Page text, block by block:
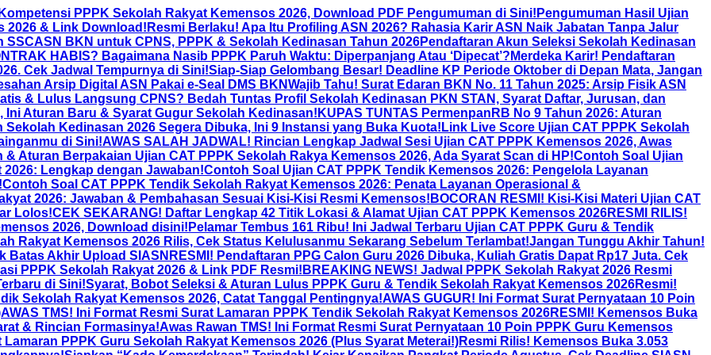
PPPK Sekolah Rakyat Kemensos 2026, Download PDF Pengumuman di Sini! Pengumuman Hasil Ujian
2026 & Link Download! Resmi Berlaku! Apa Itu Profiling ASN 2026? Rahasia Karir ASN Naik Jabatan Tanpa Jalur
BKN untuk CPNS, PPPK & Sekolah Kedinasan Tahun 2026Pendaftaran Akun Seleksi Sekolah Kedinasan
HABIS? Bagaimana Nasib PPPK Paruh Waktu: Diperpanjang Atau ‘Dipecat’? Merdeka Karir! Pendaftaran
Cek Jadwal Tempurnya di Sini!Siap-Siap Gelombang Besar! Deadline KP Periode Oktober di Depan Mata, Jangan
Arsip Digital ASN Pakai e-Seal DMS BKNWajib Tahu! Surat Edaran BKN No. 11 Tahun 2025: Arsip Fisik ASN
& Lulus Langsung CPNS? Bedah Tuntas Profil Sekolah Kedinasan PKN STAN, Syarat Daftar, Jurusan, dan
Ini Aturan Baru & Syarat Gugur Sekolah Kedinasan! KUPAS TUNTAS PermenpanRB No 9 Tahun 2026: Aturan
Sekolah Kedinasan 2026 Segera Dibuka, Ini 9 Instansi yang Buka Kuota! Link Live Score Ujian CAT PPPK Sekolah
di Sini!AWAS SALAH JADWAL! Rincian Lengkap Jadwal Sesi Ujian CAT PPPK Kemensos 2026, Awas
& Aturan Berpakaian Ujian CAT PPPK Sekolah Rakya Kemensos 2026, Ada Syarat Scan di HP!Contoh Soal Ujian
Lengkap dengan Jawaban!Contoh Soal Ujian CAT PPPK Tendik Kemensos 2026: Pengelola Layanan
Contoh Soal CAT PPPK Tendik Sekolah Rakyat Kemensos 2026: Penata Layanan Operasional &
2026: Jawaban & Pembahasan Sesuai Kisi-Kisi Resmi Kemensos! BOCORAN RESMI! Kisi-Kisi Materi Ujian CAT
Lolos!CEK SEKARANG! Daftar Lengkap 42 Titik Lokasi & Alamat Ujian CAT PPPK Kemensos 2026RESMI RILIS!
2026, Download disini! Pelamar Tembus 161 Ribu! Ini Jadwal Terbaru Ujian CAT PPPK Guru & Tendik
Rakyat Kemensos 2026 Rilis, Cek Status Kelulusanmu Sekarang Sebelum Terlambat!Jangan Tunggu Akhir Tahun!
Batas Akhir Upload SIASN RESMI! Pendaftaran PPG Calon Guru 2026 Dibuka, Kuliah Gratis Dapat Rp17 Juta. Cek
PPPK Sekolah Rakyat 2026 & Link PDF Resmi! BREAKING NEWS! Jadwal PPPK Sekolah Rakyat 2026 Resmi
di Sini!Syarat, Bobot Seleksi & Aturan Lulus PPPK Guru & Tendik Sekolah Rakyat Kemensos 2026Resmi!
Sekolah Rakyat Kemensos 2026, Catat Tanggal Pentingnya!AWAS GUGUR! Ini Format Surat Pernyataan 10 Poin
AWAS TMS! Ini Format Resmi Surat Lamaran PPPK Tendik Sekolah Rakyat Kemensos 2026RESMI! Kemensos Buka
& Rincian Formasinya!Awas Rawan TMS! Ini Format Resmi Surat Pernyataan 10 Poin PPPK Guru Kemensos
PPPK Guru Sekolah Rakyat Kemensos 2026 (Plus Syarat Meterai!)Resmi Rilis! Kemensos Buka 3.053